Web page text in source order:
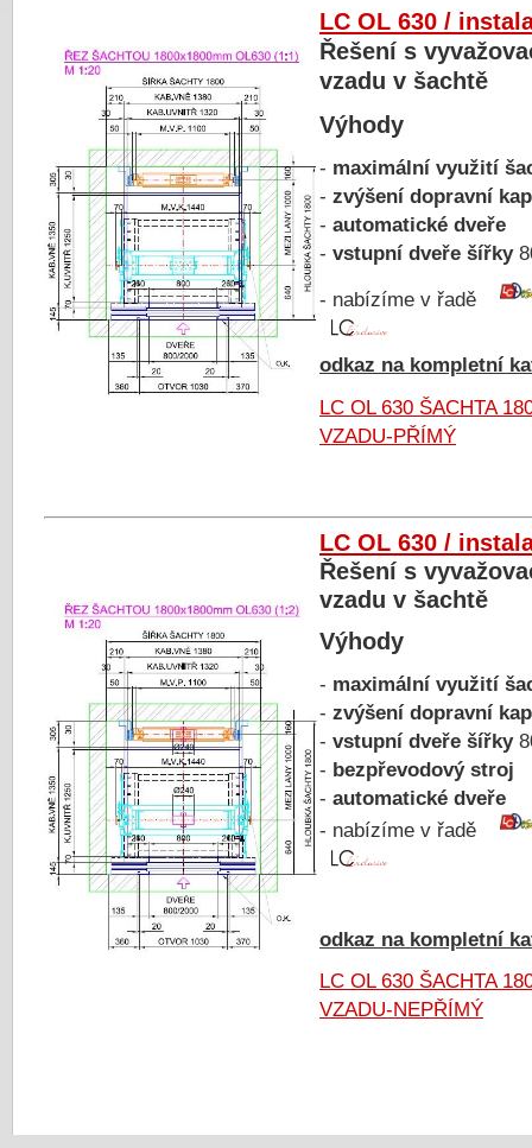
LC OL 630 /
Řešení s
vzadu v šachtě
Výhody
- maximální využití
- zvýšení dopravní
- automatické dveře
- vstupní dveře šířky
- nabízíme v řadě
odkaz na kompletní
LC OL 630 ŠACHTA
VZADU-PŘÍMÝ
LC OL 630 /
Řešení s
vzadu v šachtě
Výhody
- maximální využití
- zvýšení dopravní
- vstupní dveře šířky
- bezpřevodový stroj
- automatické dveře
- nabízíme v řadě
odkaz na kompletní
LC OL 630 ŠACHTA
VZADU-NEPŘÍMÝ